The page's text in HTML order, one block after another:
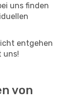
uns finden
entgehen
uns!
von